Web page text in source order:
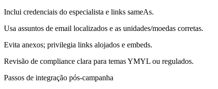
Inclui credenciais do especialista e links sameAs.
Usa assuntos de email localizados e as unidades/moedas corretas.
Evita anexos; privilegia links alojados e embeds.
Revisão de compliance clara para temas YMYL ou regulados.
Passos de integração pós-campanha